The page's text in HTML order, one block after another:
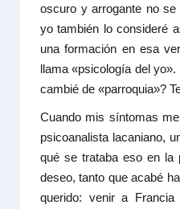
oscuro y arrogante no
yo también lo consideré
una formación en esa
llama «psicología del
cambié de «parroquia»?
Cuando mis síntomas
psicoanalista lacaniano,
qué se trataba eso en la
deseo, tanto que acabé
querido: venir a